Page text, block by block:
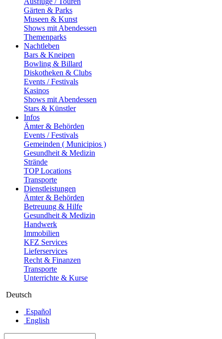
Gärten & Parks
Museen & Kunst
Shows mit Abendessen
Themenparks
Nachtleben
Bars & Kneipen
Bowling & Billard
Diskotheken & Clubs
Events / Festivals
Kasinos
Shows mit Abendessen
Stars & Künstler
Infos
Ämter & Behörden
Events / Festivals
Gemeinden ( Municipios )
Gesundheit & Medizin
Strände
TOP Locations
Transporte
Dienstleistungen
Ämter & Behörden
Betreuung & Hilfe
Gesundheit & Medizin
Handwerk
Immobilien
KFZ Services
Lieferservices
Recht & Finanzen
Transporte
Unterrichte & Kurse
Deutsch
Español
English